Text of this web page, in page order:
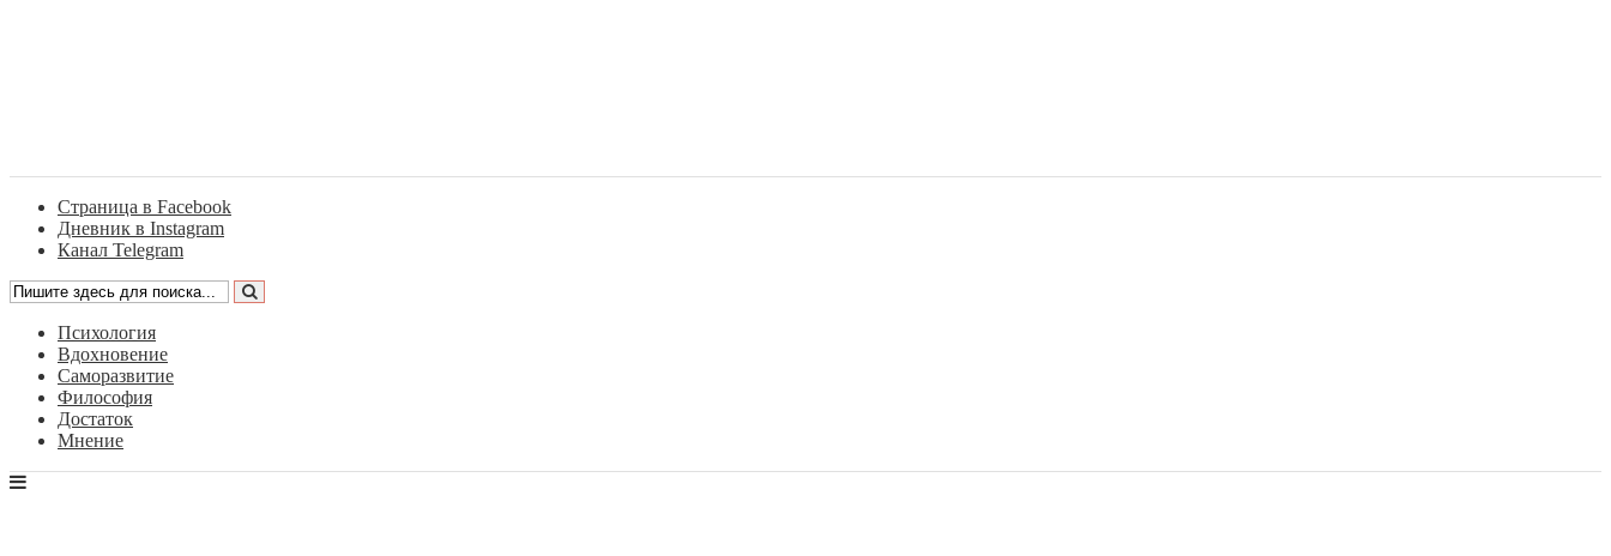
Страница в Facebook
Дневник в Instagram
Канал Telegram
Психология
Вдохновение
Саморазвитие
Философия
Достаток
Мнение